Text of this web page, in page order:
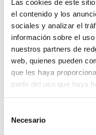
Las cookies de este
el contenido y los
sociales y analizar el
información sobre el
nuestros partners de
web, quienes pueden
que les haya
partir del uso que haya
Necesario
que cursa
profesionales de
acredita la condición
alto rendimiento
Valenciana.
DOCV 6520 (13-05-
modifica
2009, de la